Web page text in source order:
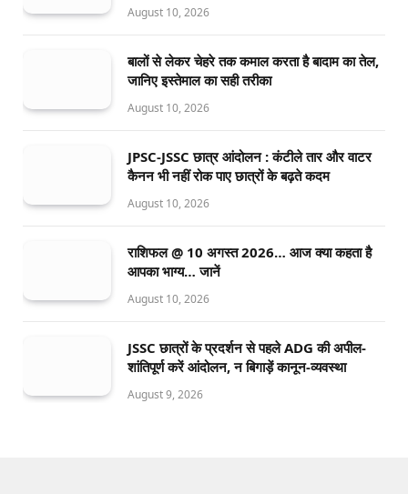
August 10, 2026
बालों से लेकर चेहरे तक कमाल करता है बादाम का तेल,
जानिए इस्तेमाल का सही तरीका
August 10, 2026
JPSC-JSSC छात्र आंदोलन : कंटीले तार और वाटर
कैनन भी नहीं रोक पाए छात्रों के बढ़ते कदम
August 10, 2026
राशिफल @ 10 अगस्त 2026… आज क्या कहता है
आपका भाग्य… जानें
August 10, 2026
JSSC छात्रों के प्रदर्शन से पहले ADG की अपील-
शांतिपूर्ण करें आंदोलन, न बिगाड़ें कानून-व्यवस्था
August 9, 2026